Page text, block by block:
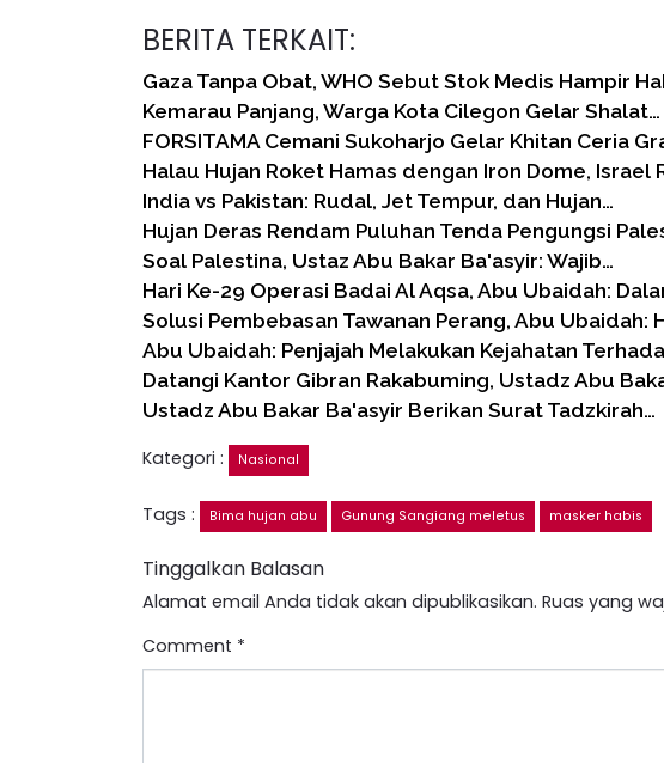
BERITA TERKAIT:
Gaza Tanpa Obat, WHO Sebut Stok Medis Hampir
Kemarau Panjang, Warga Kota Cilegon Gelar Shalat…
FORSITAMA Cemani Sukoharjo Gelar Khitan Ceria
Halau Hujan Roket Hamas dengan Iron Dome, Israel
India vs Pakistan: Rudal, Jet Tempur, dan Hujan…
Hujan Deras Rendam Puluhan Tenda Pengungsi
Soal Palestina, Ustaz Abu Bakar Ba'asyir: Wajib…
Hari Ke-29 Operasi Badai Al Aqsa, Abu Ubaidah:
Solusi Pembebasan Tawanan Perang, Abu Ubaidah:
Abu Ubaidah: Penjajah Melakukan Kejahatan
Datangi Kantor Gibran Rakabuming, Ustadz Abu
Ustadz Abu Bakar Ba'asyir Berikan Surat Tadzkirah…
Kategori :
Nasional
Tags : Bima hujan abu Gunung Sangiang meletus masker habis
Tinggalkan Balasan
Alamat email Anda tidak akan dipublikasikan. Ruas yang
Comment *